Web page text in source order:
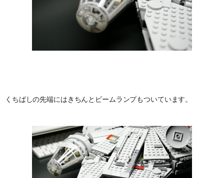
くちばしの先端にはきちんとビームランプもついています。